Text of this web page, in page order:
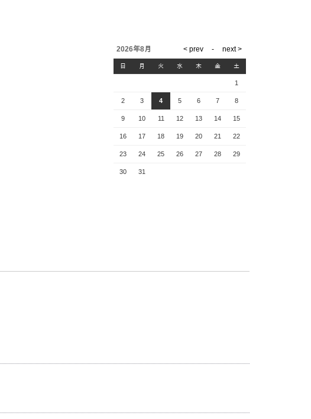
2026年8月
日 月 火 水 木 金 土
1
2 3 4 5 6 7 8
9 10 11 12 13 14 15
16 17 18 19 20 21 22
23 24 25 26 27 28 29
30 31